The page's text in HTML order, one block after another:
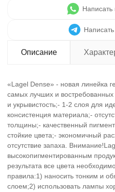
Написать
Описание
«Lagel Dense» - новая линейка
самых лучших и востребованных
и укрывистость;- 1-2 слоя для
консистенция материала;-
толщины;- качественный
стойкие цвета;- экономичный
отсутствие запаха.
высокопигментированным
результата все цвета
правила:1) наносить тонким и
слоем;2) использовать лампы